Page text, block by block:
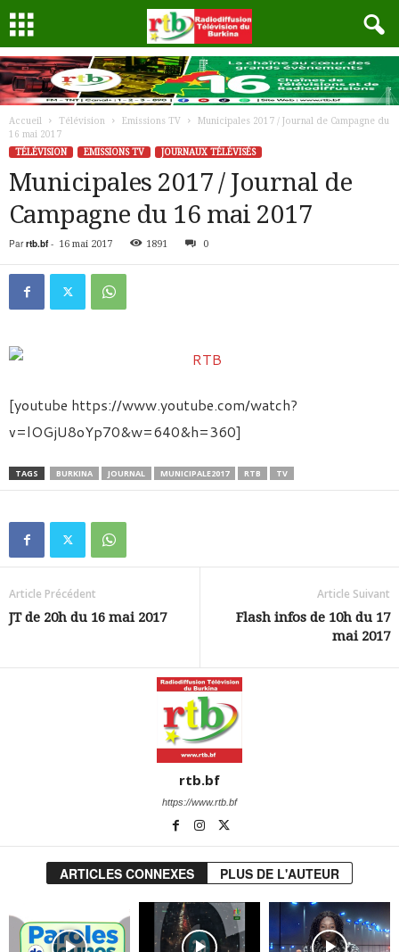
Accueil Télévision Emissions TV
Municipales 2017 / Journal de Campagne du
16 mai 2017
TÉLÉVISION
EMISSIONS TV JOURNAUX TÉLÉVISÉS
Municipales 2017 / Journal de
Campagne du 16 mai 2017
Par rtb.bf- 16 mai 2017 1891 0
[youtube https://www.youtube.com/watch?
v=lOGjU8oYp70&w=640&h=360]
TAGS BURKINA JOURNAL MUNICIPALE2017 RTB TV
Article Précédent
JT de 20h du 16 mai 2017
Article Suivant
Flash infos de 10h du 17
mai 2017
rtb.bf
https://www.rtb.bf
ARTICLES CONNEXES PLUS DE L'AUTEUR